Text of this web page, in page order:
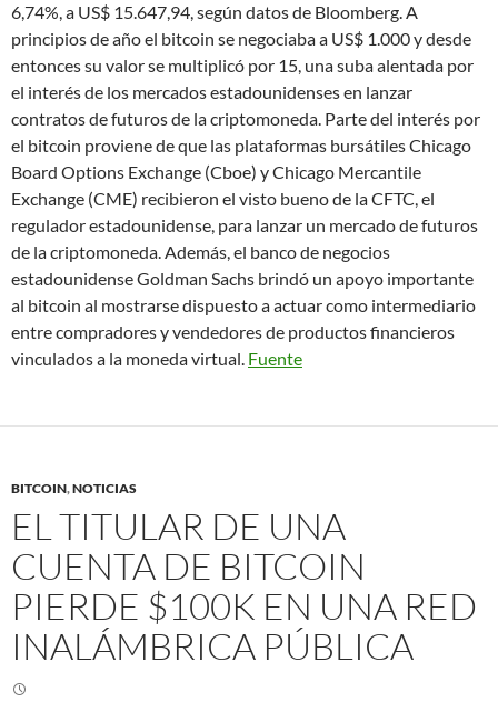
6,74%, a US$ 15.647,94, según datos de Bloomberg. A
principios de año el bitcoin se negociaba a US$ 1.000 y desde
entonces su valor se multiplicó por 15, una suba alentada por
el interés de los mercados estadounidenses en lanzar
contratos de futuros de la criptomoneda. Parte del interés por
el bitcoin proviene de que las plataformas bursátiles Chicago
Board Options Exchange (Cboe) y Chicago Mercantile
Exchange (CME) recibieron el visto bueno de la CFTC, el
regulador estadounidense, para lanzar un mercado de futuros
de la criptomoneda. Además, el banco de negocios
estadounidense Goldman Sachs brindó un apoyo importante
al bitcoin al mostrarse dispuesto a actuar como intermediario
entre compradores y vendedores de productos financieros
vinculados a la moneda virtual. Fuente
BITCOIN,NOTICIAS
EL TITULAR DE UNA
CUENTA DE BITCOIN
PIERDE $100K EN UNA RED
INALÁMBRICA PÚBLICA